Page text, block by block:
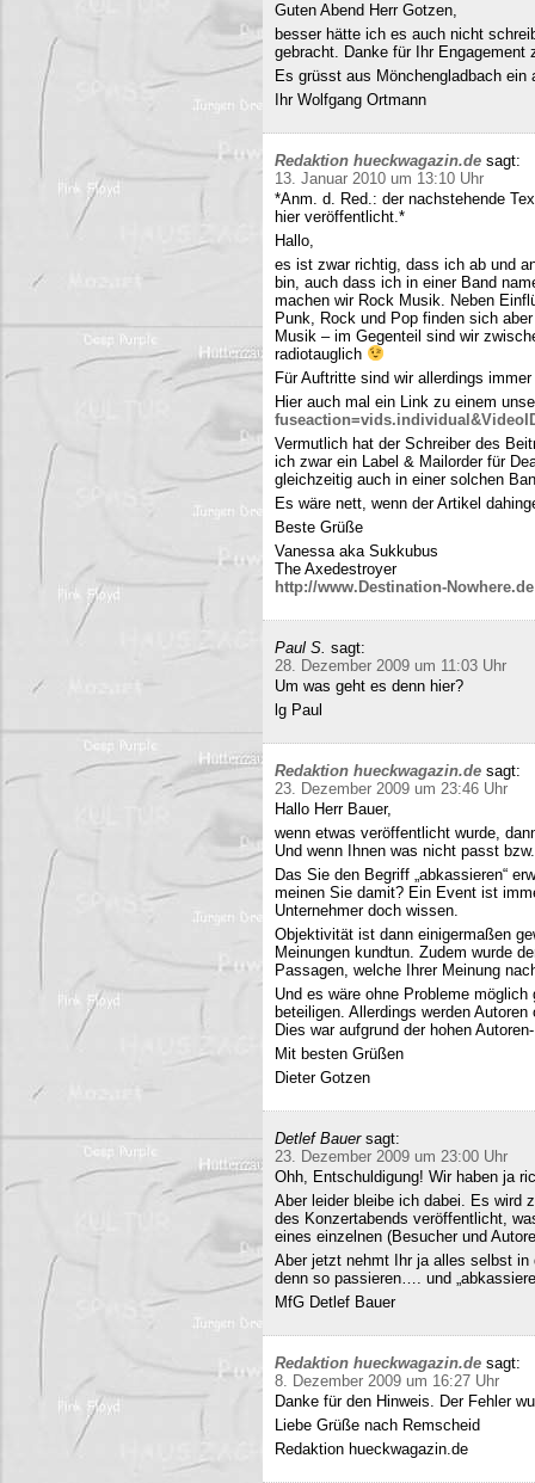
Guten Abend Herr Gotzen,
besser hätte ich es auch nicht
gebracht. Danke für Ihr Engagement
Es grüsst aus Mönchengladbach ein
Ihr Wolfgang Ortmann
Redaktion hueckwagazin.de sagt:
13. Januar 2010 um 13:10 Uhr
*Anm. d. Red.: der nachstehende
hier veröffentlicht.*
Hallo,
es ist zwar richtig, dass ich ab und
bin, auch dass ich in einer Band
machen wir Rock Musik. Neben
Punk, Rock und Pop finden sich
Musik – im Gegenteil sind wir
radiotauglich
Für Auftritte sind wir allerdings
Hier auch mal ein Link zu einem
Vermutlich hat der Schreiber des
ich zwar ein Label & Mailorder für
gleichzeitig auch in einer solchen
Es wäre nett, wenn der Artikel
Beste Grüße
Vanessa aka Sukkubus
The Axedestroyer
http://www.Destination-Nowhere.de
Paul S. sagt:
28. Dezember 2009 um 11:03 Uhr
Um was geht es denn hier?
lg Paul
Redaktion hueckwagazin.de sagt:
23. Dezember 2009 um 23:46 Uhr
Hallo Herr Bauer,
wenn etwas veröffentlicht wurde,
Und wenn Ihnen was nicht passt
Das Sie den Begriff „abkassieren“
meinen Sie damit? Ein Event ist
Unternehmer doch wissen.
Objektivität ist dann einigermaßen
Meinungen kundtun. Zudem wurde
Passagen, welche Ihrer Meinung
Und es wäre ohne Probleme
beteiligen. Allerdings werden
Dies war aufgrund der hohen
Mit besten Grüßen
Dieter Gotzen
Detlef Bauer sagt:
23. Dezember 2009 um 23:00 Uhr
Ohh, Entschuldigung! Wir haben ja
Aber leider bleibe ich dabei. Es wird
des Konzertabends veröffentlicht,
eines einzelnen (Besucher und
Aber jetzt nehmt Ihr ja alles selbst
denn so passieren…. und
MfG Detlef Bauer
Redaktion hueckwagazin.de sagt:
8. Dezember 2009 um 16:27 Uhr
Danke für den Hinweis. Der Fehler
Liebe Grüße nach Remscheid
Redaktion hueckwagazin.de